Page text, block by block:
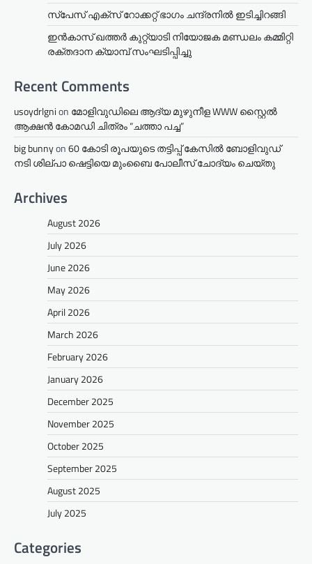
സ്‌പേസ് എക്‌സ് റോക്കറ്റ് ഭാഗം ചന്ദ്രനില്‍ ഇടിച്ചിറങ്ങി
ഇൻകാസ് ഖത്തർ കുറ്റ്യാടി നിയോജക മണ്ഡലം കമ്മിറ്റി
രക്തദാന ക്യാമ്പ് സംഘടിപ്പിച്ചു
Recent Comments
usoydrlgnion മോളിവുഡിലെ ആദ്യ മുഴുനീള WWW സ്റ്റൈൽ
ആക്ഷൻ കോമഡി ചിത്രം “ചത്താ പച്ച”
big bunnyon60 കോടി രൂപയുടെ തട്ടിപ്പ് കേസിൽ ബോളിവുഡ്
നടി ശില്പാ ഷെട്ടിയെ മുംബൈ പോലീസ് ചോദ്യം ചെയ്തു
Archives
August 2026
July 2026
June 2026
May 2026
April 2026
March 2026
February 2026
January 2026
December 2025
November 2025
October 2025
September 2025
August 2025
July 2025
Categories